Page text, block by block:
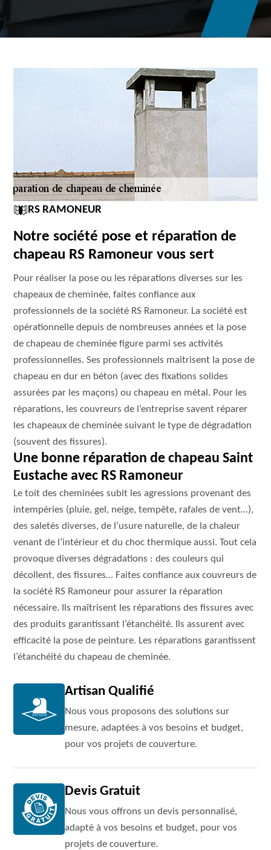
RS RAMONEUR
Notre société pose et réparation de
chapeau RS Ramoneur vous sert
Pour réaliser la pose ou les réparations diverses sur les
chapeaux de cheminée, faites confiance aux
professionnels de la société RS Ramoneur. La société est
opérationnelle depuis de nombreuses années et la pose
de chapeau de cheminée figure parmi ses activités
professionnelles. Ses professionnels maitrisent la pose de
chapeau en dur en béton (avec des fixations solides
assurées par les maçons) ou chapeau en métal. Pour les
réparations, les couvreurs de l’entreprise savent réparer
les chapeaux de cheminée suivant le type de dégradation
(souvent des fissures).
Une bonne réparation de chapeau Saint
Eustache avec RS Ramoneur
Le toit des cheminées subit les agressions provenant des
intempéries (pluie, gel, neige, tempête, rafales de vent…),
des saletés diverses, de l’usure naturelle, de la chaleur
venant de l’intérieur et du choc thermique aussi. Tout cela
provoque diverses dégradations : des couleurs qui
décollent, des fissures… Faites confiance aux couvreurs de
la société RS Ramoneur pour assurer la réparation
nécessaire. Ils maîtrisent les réparations des fissures avec
des produits garantissant l’étanchéité. Ils assurent avec
efficacité la pose de peinture. Les réparations garantissent
l’étanchéité du chapeau de cheminée.
Artisan Qualifié
Nous vous proposons des solutions sur
mesure, adaptées à vos besoins et budget,
pour vos projets de couverture.
Devis Gratuit
Nous vous offrons un devis personnalisé,
adapté à vos besoins et budget, pour vos
projets de couverture.